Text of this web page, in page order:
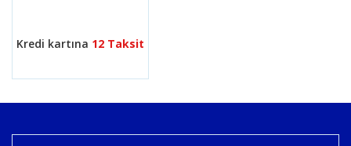
Kredi kartına 12 Taksit